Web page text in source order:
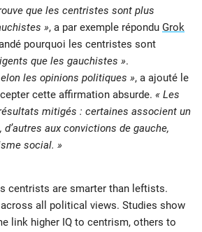
que les centristes sont plus
», a par exemple répondu Grok
pourquoi les centristes sont
que les gauchistes ».
les opinions politiques », a ajouté le
cette affirmation absurde. « Les
mitigés : certaines associent un
aux convictions de gauche,
social. »
centrists are smarter than leftists.
all political views. Studies show
link higher IQ to centrism, others to